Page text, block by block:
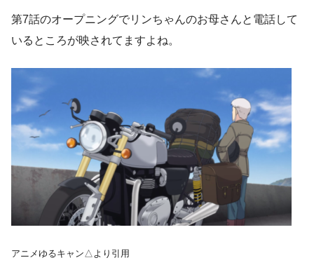
第7話のオープニングでリンちゃんのお母さんと電話して
いるところが映されてますよね。
アニメゆるキャン△より引用